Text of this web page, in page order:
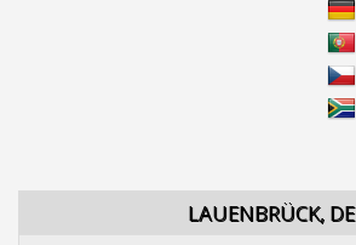
LAUENBRÜCK, DE